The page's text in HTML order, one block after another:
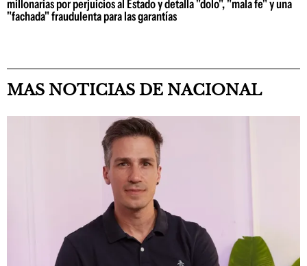
millonarias por perjuicios al Estado y detalla "dolo", "mala fe" y una
"fachada" fraudulenta para las garantías
MAS NOTICIAS DE NACIONAL